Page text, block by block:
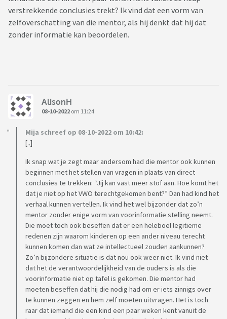
verstrekkende conclusies trekt? Ik vind dat een vorm van
zelfoverschatting van die mentor, als hij denkt dat hij dat
zonder informatie kan beoordelen.
AlisonH
08-10-2022 om 11:24
Mija schreef op 08-10-2022 om 10:42:
[..]
Ik snap wat je zegt maar andersom had die mentor ook kunnen
beginnen met het stellen van vragen in plaats van direct
conclusies te trekken: “Jij kan vast meer stof aan. Hoe komt het
dat je niet op het VWO terechtgekomen bent?” Dan had kind het
verhaal kunnen vertellen. Ik vind het wel bijzonder dat zo’n
mentor zonder enige vorm van voorinformatie stelling neemt.
Die moet toch ook beseffen dat er een heleboel legitieme
redenen zijn waarom kinderen op een ander niveau terecht
kunnen komen dan wat ze intellectueel zouden aankunnen?
Zo’n bijzondere situatie is dat nou ook weer niet. Ik vind niet
dat het de verantwoordelijkheid van de ouders is als die
voorinformatie niet op tafel is gekomen. Die mentor had
moeten beseffen dat hij die nodig had om er iets zinnigs over
te kunnen zeggen en hem zelf moeten uitvragen. Het is toch
raar dat iemand die een kind een paar weken kent vanuit de